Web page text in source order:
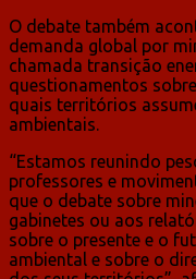
O debate também
demanda global por
chamada transição
questionamentos
quais territórios
ambientais.
“Estamos reunindo
professores e
que o debate sobre
gabinetes ou aos
sobre o presente e o
ambiental e sobre o